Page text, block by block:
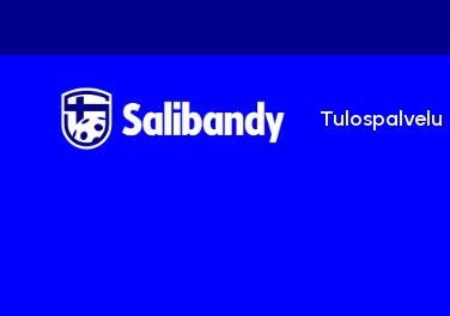
Tulospalvelu